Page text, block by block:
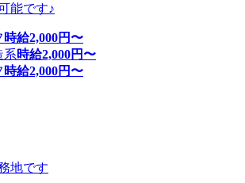
能です♪
時給2,000円〜
系時給2,000円〜
時給2,000円〜
地です